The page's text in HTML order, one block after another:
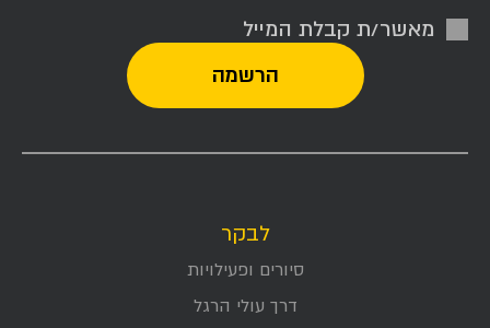
מאשר/ת קבלת המייל
לבקר
סיורים ופעילויות
דרך עולי הרגל